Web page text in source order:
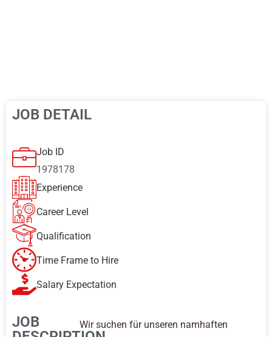
JOB DETAIL
Job ID
1978178
Experience
Career Level
Qualification
Time Frame to Hire
Salary Expectation
JOB
Wir suchen für unseren namhaften